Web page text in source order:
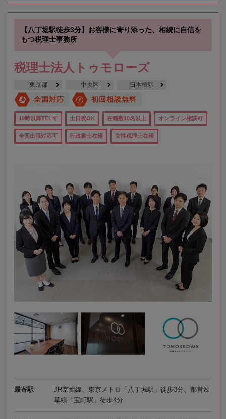
【八丁堀駅徒歩3分】お客様に寄り添った、相続に自信を
もつ税理士事務所
税理士法人トゥモローズ
東京都 中央区 日本橋駅
全国対応 初回相談無料
19時以降TEL可 土日祝OK 在籍数10名以上 オンライン相談可
全国出張対応可 行政書士在籍 女性税理士在籍
最寄駅
JR京葉線、東京メトロ「八丁堀駅」徒歩3分、都営浅
草線「宝町駅」徒歩4分